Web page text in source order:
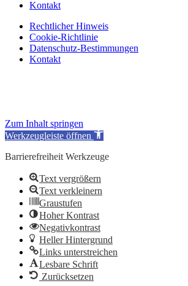
Kontakt
Rechtlicher Hinweis
Cookie-Richtlinie
Datenschutz-Bestimmungen
Kontakt
Zum Inhalt springen
Werkzeugleiste öffnen
Barrierefreiheit Werkzeuge
Text vergrößern
Text verkleinern
Graustufen
Hoher Kontrast
Negativkontrast
Heller Hintergrund
Links unterstreichen
Lesbare Schrift
Zurücksetzen